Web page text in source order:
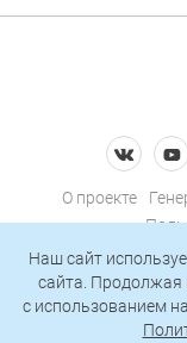
О проекте
Наш сайт
сайта. Продолжая
c использованием